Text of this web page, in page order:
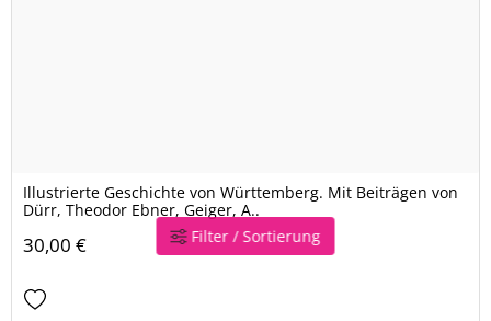
Filter / Sortierung
Illustrierte Geschichte von Württemberg. Mit Beiträgen von
Dürr, Theodor Ebner, Geiger, A..
30,00 €